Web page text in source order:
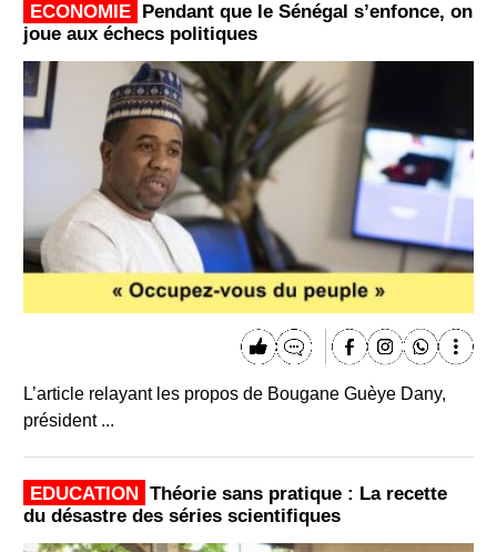
ECONOMIE
Pendant que le Sénégal s’enfonce, on
joue aux échecs politiques
L’article relayant les propos de Bougane Guèye Dany,
président ...
EDUCATION
Théorie sans pratique : La recette
du désastre des séries scientifiques